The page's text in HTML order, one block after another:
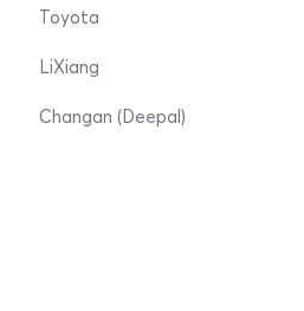
Toyota
LiXiang
Changan (Deepal)